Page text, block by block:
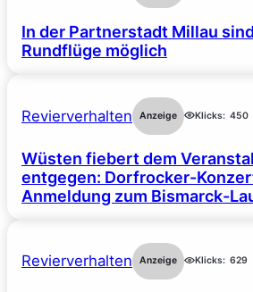
In der Partnerstadt Millau
Rundflüge möglich
Revierverhalten Anzeige Klicks: 450
Wüsten fiebert dem
entgegen: Dorfrocker-
Anmeldung zum Bismarck-
Revierverhalten Anzeige Klicks: 629